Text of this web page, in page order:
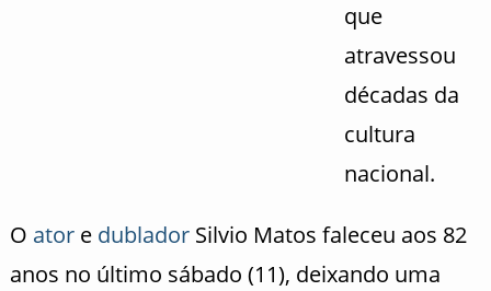
que
atravessou
décadas da
cultura
nacional.
O atore dublador Silvio Matos faleceu aos 82
anos no último sábado (11), deixando uma